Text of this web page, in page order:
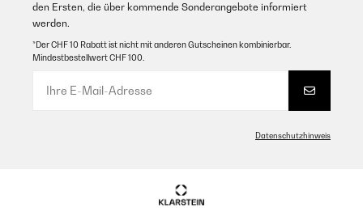
den Ersten, die über kommende Sonderangebote informiert
werden.
*Der CHF 10 Rabatt ist nicht mit anderen Gutscheinen kombinierbar.
Mindestbestellwert CHF 100.
Datenschutzhinweis